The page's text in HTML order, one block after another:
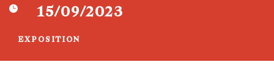
 15/09/2023
EXPOSITION